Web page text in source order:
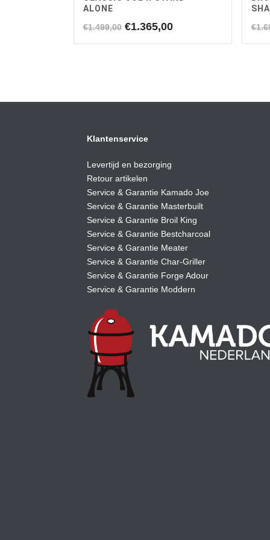
ALONE
€1.499,00 Oorspronkelijke
€1.365,00Huidige
€
Klantenservice
Levertijd en bezorging
Retour artikelen
Service & Garantie Kamado Joe
Service & Garantie Masterbuilt
Service & Garantie Broil King
Service & Garantie Bestcharcoal
Service & Garantie Meater
Service & Garantie Char-Griller
Service & Garantie Forge Adour
Service & Garantie Moddern